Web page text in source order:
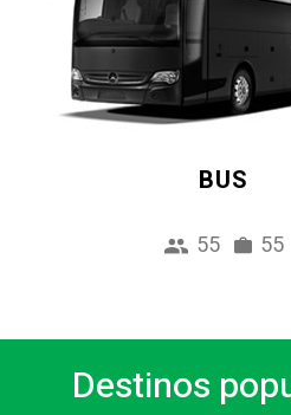
BUS
55 55
Destinos